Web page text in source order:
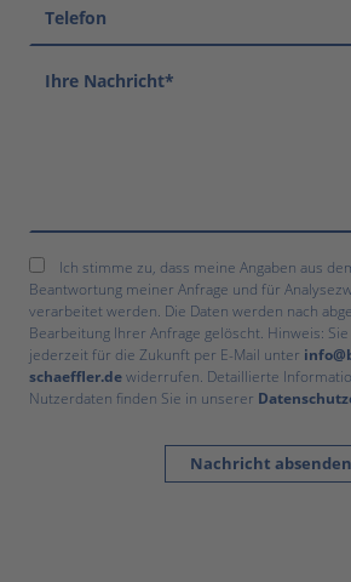
Ich stimme zu, dass meine Angaben aus
Beantwortung meiner Anfrage und für
verarbeitet werden. Die Daten werden nach
Bearbeitung Ihrer Anfrage gelöscht. Hinweis:
jederzeit für die Zukunft per E-Mail unter
schaeffler.dewiderrufen. Detaillierte
Nutzerdaten finden Sie in unserer
Nachricht absenden